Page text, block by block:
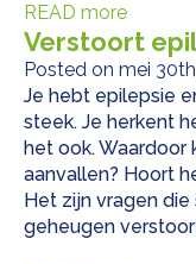
READ more
Verstoort
Posted on mei
Je hebt epilepsie
steek. Je herkent
het ook.
aanvallen? Hoort
Het zijn vragen
geheugen